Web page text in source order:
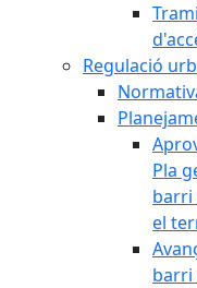
Regulació
Pla
barri
el
barri